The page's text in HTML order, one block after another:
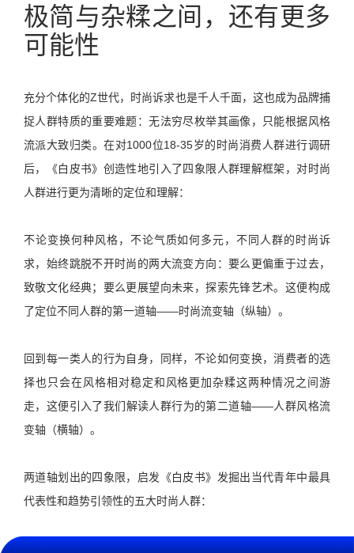
极简与杂糅之间，还有更多
可能性
充分个体化的Z世代，时尚诉求也是千人千面，这也成为品牌捕
捉人群特质的重要难题：无法穷尽枚举其画像，只能根据风格
流派大致归类。在对1000位18-35岁的时尚消费人群进行调研
后，《白皮书》创造性地引入了四象限人群理解框架，对时尚
人群进行更为清晰的定位和理解：
不论变换何种风格，不论气质如何多元，不同人群的时尚诉
求，始终跳脱不开时尚的两大流变方向：要么更偏重于过去，
致敬文化经典；要么更展望向未来，探索先锋艺术。这便构成
了定位不同人群的第一道轴——时尚流变轴（纵轴）。
回到每一类人的行为自身，同样，不论如何变换，消费者的选
择也只会在风格相对稳定和风格更加杂糅这两种情况之间游
走，这便引入了我们解读人群行为的第二道轴——人群风格流
变轴（横轴）。
两道轴划出的四象限，启发《白皮书》发掘出当代青年中最具
代表性和趋势引领性的五大时尚人群：